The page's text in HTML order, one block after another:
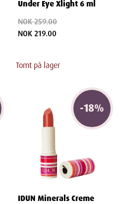
Under Eye Xlight 6 ml
NOK 259.00
NOK 219.00
Tomt på lager
-18%
IDUN Minerals Creme